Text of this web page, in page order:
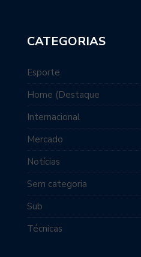
CATEGORIAS
Esporte
Home (Destaque
Internacional
Mercado
Notícias
Sem categoria
Sub
Técnicas